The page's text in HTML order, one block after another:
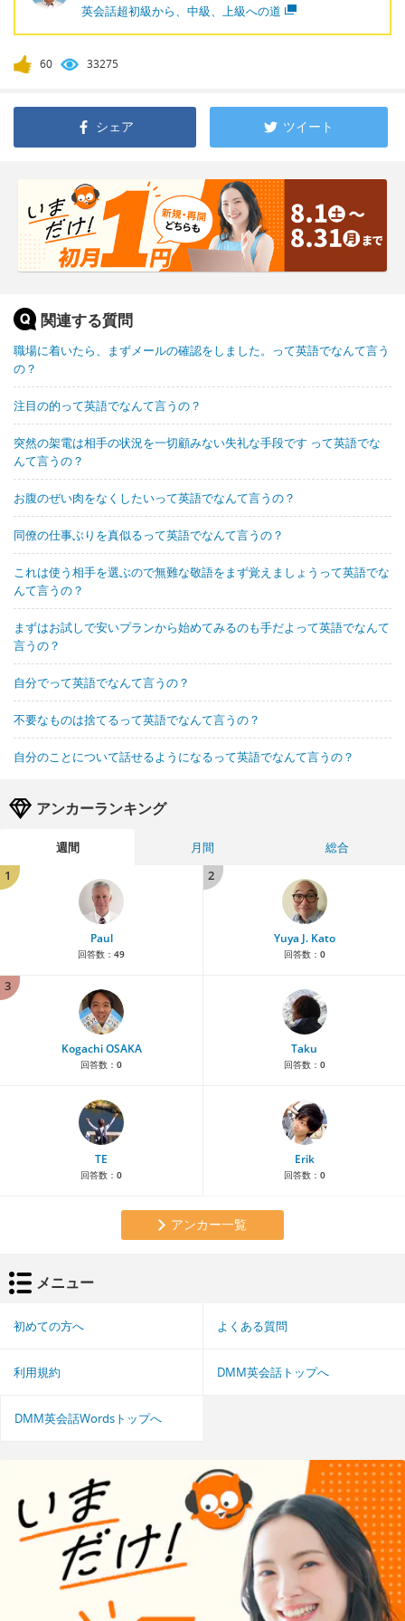
英会話超初級から、中級、上級への道
60 33275
シェア ツイート
関連する質問
職場に着いたら、まずメールの確認をしました。って英語でなんて言う
の？
注目の的って英語でなんて言うの？
突然の架電は相手の状況を一切顧みない失礼な手段です って英語でな
んて言うの？
お腹のぜい肉をなくしたいって英語でなんて言うの？
同僚の仕事ぶりを真似るって英語でなんて言うの？
これは使う相手を選ぶので無難な敬語をまず覚えましょうって英語でな
んて言うの？
まずはお試しで安いプランから始めてみるのも手だよって英語でなんて
言うの？
自分でって英語でなんて言うの？
不要なものは捨てるって英語でなんて言うの？
自分のことについて話せるようになるって英語でなんて言うの？
アンカーランキング
週間 月間
総合
1
Paul
回答数： 49
2
Yuya J. Kato
回答数： 0
3
Kogachi OSAKA
回答数： 0
Taku
回答数： 0
TE
回答数： 0
Erik
回答数： 0
アンカー一覧
メニュー
初めての方へ よくある質問
利用規約 DMM英会話トップへ
DMM英会話Wordsトップへ